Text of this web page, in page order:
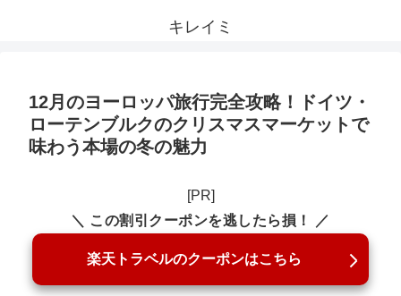
キレイミ
12月のヨーロッパ旅行完全攻略！ドイツ・
ローテンブルクのクリスマスマーケットで
味わう本場の冬の魅力
[PR]
＼ この割引クーポンを逃したら損！ ／
楽天トラベルのクーポンはこちら